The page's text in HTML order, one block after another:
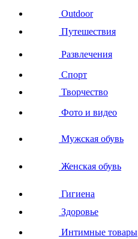
Outdoor
Путешествия
Развлечения
Спорт
Творчество
Фото и видео
Мужская обувь
Женская обувь
Гигиена
Здоровье
Интимные товары